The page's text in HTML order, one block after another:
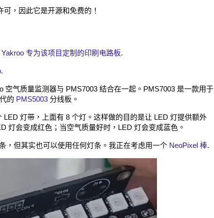
，因此它是开源和免费的！
Yakroo 专为该项目定制的印刷电路板.
.
空气质量监测器与 PMS7003 结合在一起。PMS7003 是一款用于
的 PMS5003 分线板。
灯带，上面有 8 个灯。这样做的目的是让 LED 灯提供额外
灯会变成红色；当空气质量好时，LED 灯会变成蓝色。
，但其实也可以使用任何灯条。我正在考虑用一个 NeoPixel 棒.